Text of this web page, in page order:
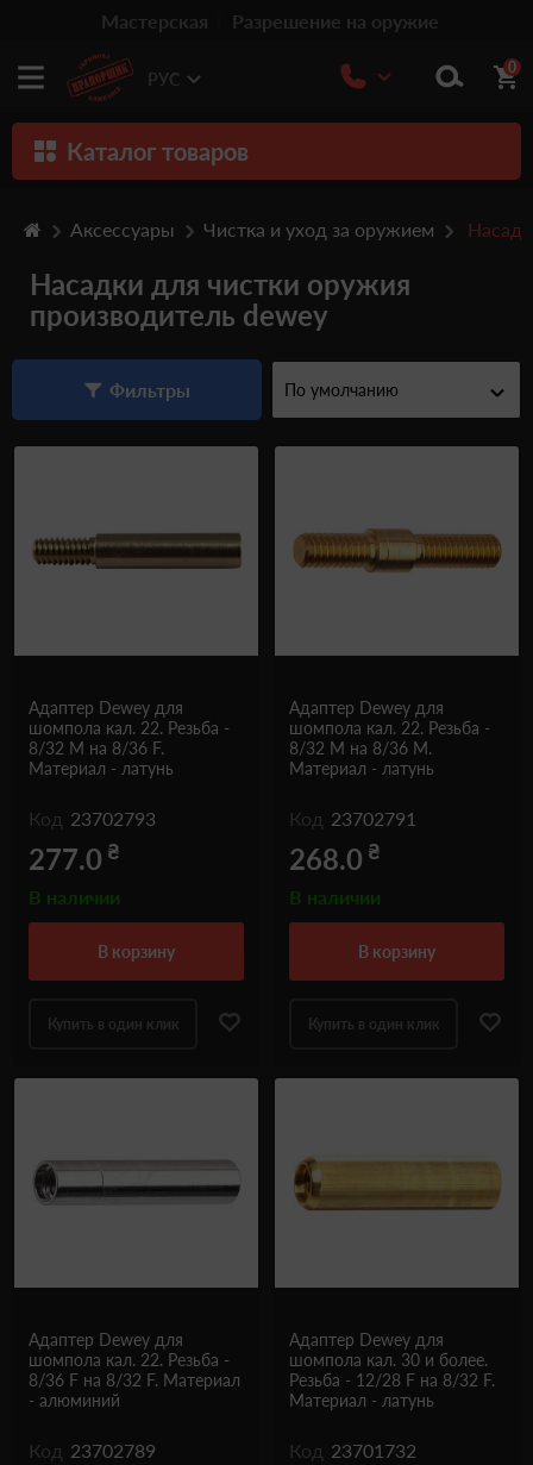
Мастерская Разрешение на оружие
РУС
0
Каталог товаров
Травматическое оружие
Оптика
Релоадинг патронов
Одежда и обувь
Аксессуары Чистка и уход за оружием
Насадки для чистки оружия
производитель dewey
Фильтры
Адаптер Dewey для
шомпола кал. 22. Резьба -
8/32 М на 8/36 F.
Материал - латунь
Код 23702793
277.0 ₴
В наличии
в корзину
Купить в один клик
Адаптер Dewey для
шомпола кал. 22. Резьба -
8/32 М на 8/36 М.
Материал - латунь
Код 23702791
268.0 ₴
В наличии
в корзину
Купить в один клик
Адаптер Dewey для
шомпола кал. 22. Резьба -
8/36 F на 8/32 F. Материал
- алюминий
Код 23702789
Адаптер Dewey для
шомпола кал. 30 и более.
Резьба - 12/28 F на 8/32 F.
Материал - латунь
Код 23701732